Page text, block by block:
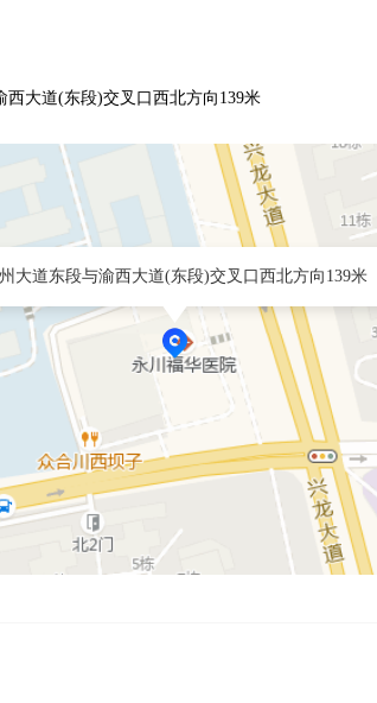
规范化，医护关系合作化，二级分配合理化，最
，以实现门诊服务客户化、住院服务宾馆化、
大道(东段)交叉口西北方向139米
大道东段与渝西大道(东段)交叉口西北方向139米